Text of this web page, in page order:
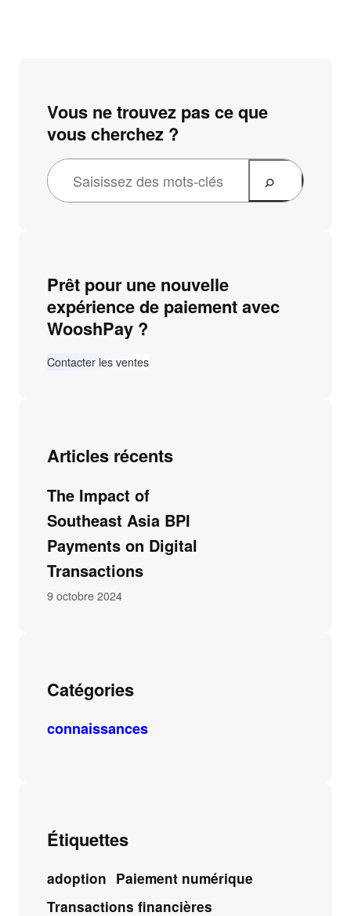
Vous ne trouvez pas ce que
vous cherchez ?
Prêt pour une nouvelle
expérience de paiement avec
WooshPay ?
Contacter les ventes
Articles récents
The Impact of
Southeast Asia BPI
Payments on Digital
Transactions
9 octobre 2024
Catégories
connaissances
Étiquettes
adoption Paiement numérique
Transactions financières